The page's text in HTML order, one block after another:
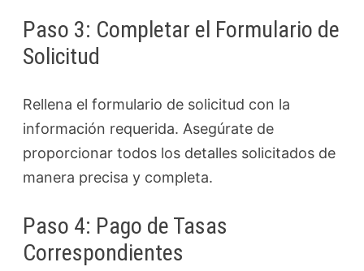
Paso 3: Completar el Formulario de
Solicitud
Rellena el formulario de solicitud con la
información requerida. Asegúrate de
proporcionar todos los detalles solicitados de
manera precisa y completa.
Paso 4: Pago de Tasas
Correspondientes